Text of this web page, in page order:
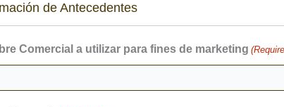
de Antecedentes
Comercial a utilizar para fines de marketing